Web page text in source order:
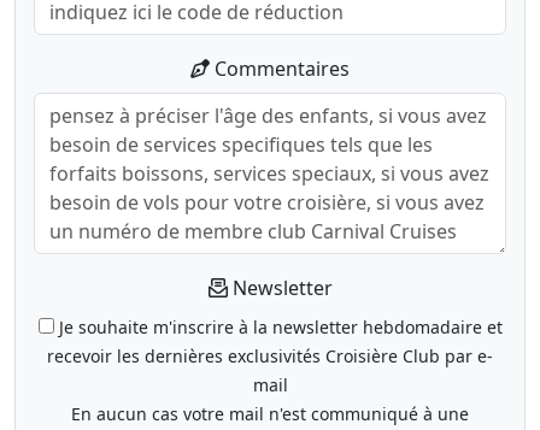
Commentaires
Newsletter
Je souhaite m'inscrire à la newsletter hebdomadaire et
recevoir les dernières exclusivités Croisière Club par e-
mail
En aucun cas votre mail n'est communiqué à une